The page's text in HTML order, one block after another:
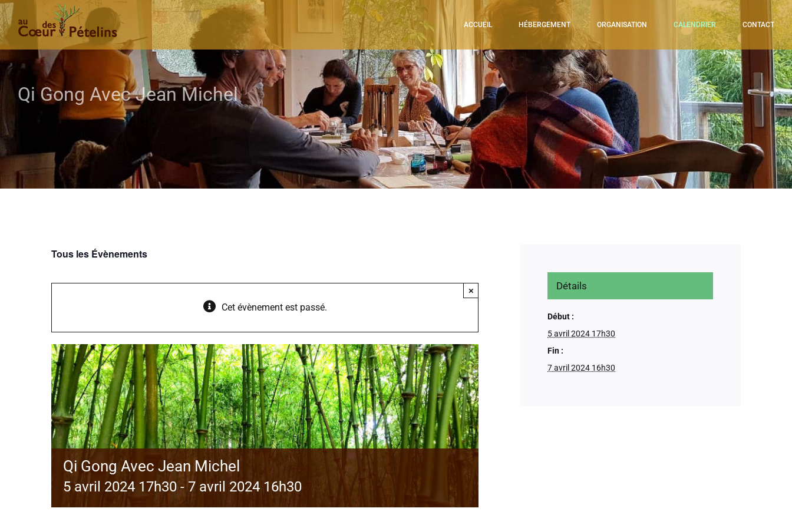
Passer
au
contenu
ACCUEIL HÉBERGEMENT ORGANISATION CALENDRIER CONTACT
Qi Gong Avec Jean Michel
Tous les Évènements
Cet évènement est passé.
×
Qi Gong Avec Jean Michel
5 avril 2024 17h30-7 avril 2024 16h30
Détails
Début :
5 avril 2024 17h30
Fin :
7 avril 2024 16h30